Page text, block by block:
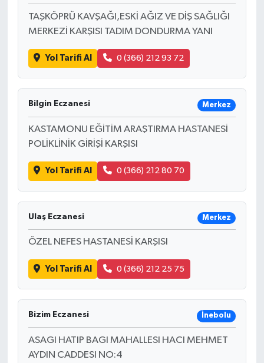
TAŞKÖPRÜ KAVŞAĞI,ESKİ AĞIZ VE DİŞ SAĞLIĞI
MERKEZİ KARŞISI TADIM DONDURMA YANI
Yol Tarifi Al 0 (366) 212 93 72
Bilgin Eczanesi Merkez
KASTAMONU EĞİTİM ARAŞTIRMA HASTANESİ
POLİKLİNİK GİRİŞİ KARŞISI
Yol Tarifi Al 0 (366) 212 80 70
Ulaş Eczanesi Merkez
ÖZEL NEFES HASTANESİ KARŞISI
Yol Tarifi Al 0 (366) 212 25 75
Bizim Eczanesi İnebolu
ASAGI HATIP BAGI MAHALLESI HACI MEHMET
AYDIN CADDESI NO:4